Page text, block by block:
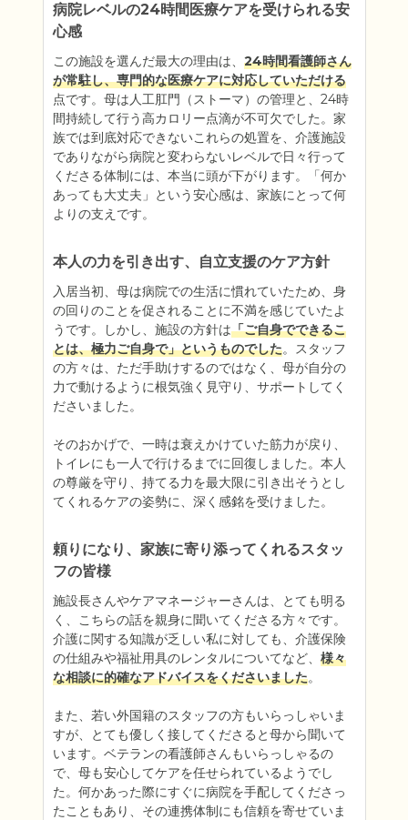
病院レベルの24時間医療ケアを受けられる安
心感
この施設を選んだ最大の理由は、 24時間看護師さん
が常駐し、専門的な医療ケアに対応していただける
点です。母は人工肛門（ストーマ）の管理と、24時
間持続して行う高カロリー点滴が不可欠でした。家
族では到底対応できないこれらの処置を、介護施設
でありながら病院と変わらないレベルで日々行って
くださる体制には、本当に頭が下がります。「何か
あっても大丈夫」という安心感は、家族にとって何
よりの支えです。
本人の力を引き出す、自立支援のケア方針
入居当初、母は病院での生活に慣れていたため、身
の回りのことを促されることに不満を感じていたよ
うです。しかし、施設の方針は「ご自身でできるこ
とは、極力ご自身で」というものでした。スタッフ
の方々は、ただ手助けするのではなく、母が自分の
力で動けるように根気強く見守り、サポートしてく
ださいました。
そのおかげで、一時は衰えかけていた筋力が戻り、
トイレにも一人で行けるまでに回復しました。本人
の尊厳を守り、持てる力を最大限に引き出そうとし
てくれるケアの姿勢に、深く感銘を受けました。
頼りになり、家族に寄り添ってくれるスタッ
フの皆様
施設長さんやケアマネージャーさんは、とても明る
く、こちらの話を親身に聞いてくださる方々です。
介護に関する知識が乏しい私に対しても、介護保険
の仕組みや福祉用具のレンタルについてなど、 様々
な相談に的確なアドバイスをくださいました。
また、若い外国籍のスタッフの方もいらっしゃいま
すが、とても優しく接してくださると母から聞いて
います。ベテランの看護師さんもいらっしゃるの
で、母も安心してケアを任せられているようでし
た。何かあった際にすぐに病院を手配してくださっ
たこともあり、その連携体制にも信頼を寄せていま